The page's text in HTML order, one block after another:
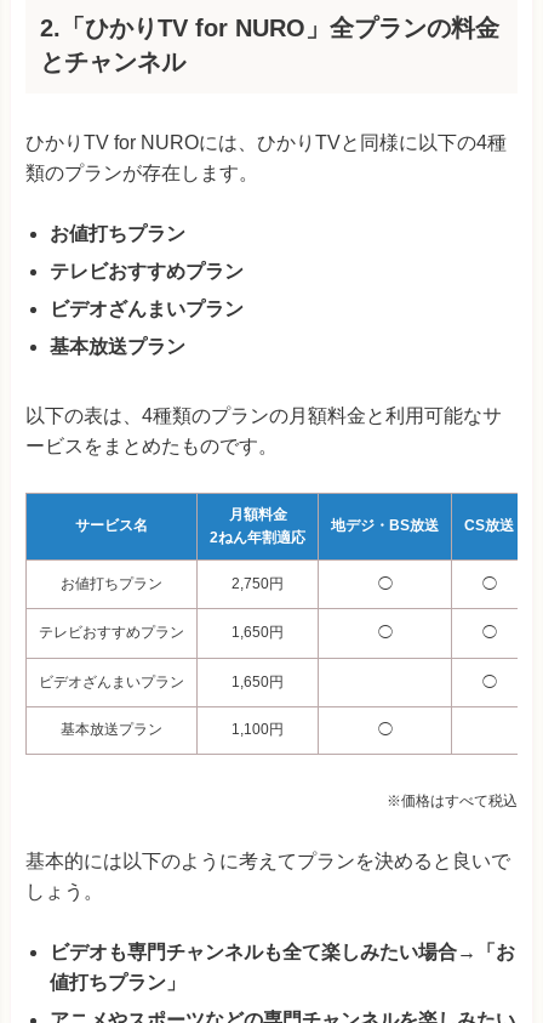
2.「ひかりTV for NURO」全プランの料金
とチャンネル
ひかりTV for NUROには、ひかりTVと同様に以下の4種
類のプランが存在します。
お値打ちプラン
テレビおすすめプラン
ビデオざんまいプラン
基本放送プラン
以下の表は、4種類のプランの月額料金と利用可能なサ
ービスをまとめたものです。
サービス名
月額料金
2ねん年割適応
地デジ・BS放送 CS放送
お値打ちプラン 2,750円 ◯ ◯
テレビおすすめプラン 1,650円 ◯ ◯
ビデオざんまいプラン 1,650円 ◯
基本放送プラン 1,100円 ◯
※価格はすべて税込
基本的には以下のように考えてプランを決めると良いで
しょう。
ビデオも専門チャンネルも全て楽しみたい場合→「お
値打ちプラン」